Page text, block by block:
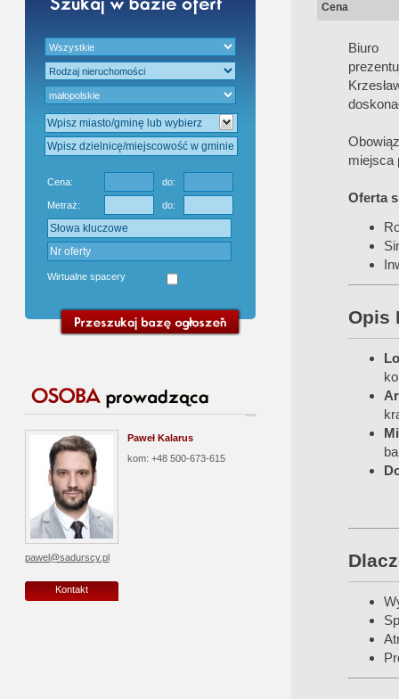
Cena: do:
Metraż: do:
Wirtualne spacery
Paweł Kalarus
kom: +48 500-673-615
pawel@sadurscy.pl
Kontakt
Cena
miejsca
Oferta
Opis